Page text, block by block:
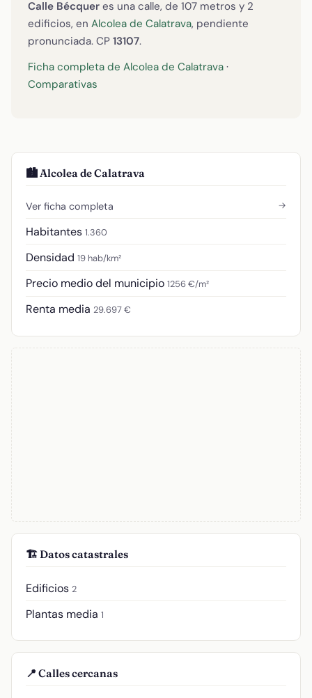
Calle Bécquer es una calle, de 107 metros y 2
edificios, en Alcolea de Calatrava, pendiente
pronunciada. CP 13107.
Ficha completa de Alcolea de Calatrava ·
Comparativas
🏙️ Alcolea de Calatrava
Ver ficha completa →
Habitantes 1.360
Densidad 19 hab/km²
Precio medio del municipio 1256 €/m²
Renta media 29.697 €
🏗️ Datos catastrales
Edificios 2
Plantas media 1
📍 Calles cercanas